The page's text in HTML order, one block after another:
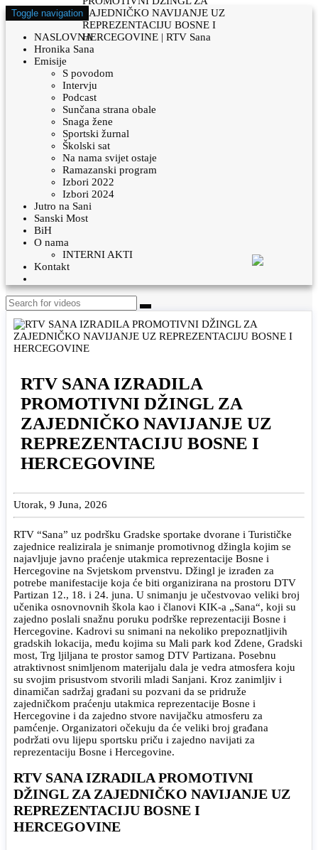
Toggle navigation
NASLOVNA
Hronika Sana
Emisije
S povodom
Intervju
Podcast
Sunčana strana obale
Snaga žene
Sportski žurnal
Školski sat
Na nama svijet ostaje
Ramazanski program
Izbori 2022
Izbori 2024
Jutro na Sani
Sanski Most
BiH
O nama
INTERNI AKTI
Kontakt
RTV SANA IZRADILA
PROMOTIVNI DŽINGL ZA
ZAJEDNIČKO NAVIJANJE UZ
REPREZENTACIJU BOSNE I
HERCEGOVINE
Utorak, 9 Juna, 2026
RTV “Sana” uz podršku Gradske sportake dvorane i Turističke
zajednice realizirala je snimanje promotivnog džingla kojim se
najavljuje javno praćenje utakmica reprezentacije Bosne i
Hercegovine na Svjetskom prvenstvu. Džingl je izrađen za
potrebe manifestacije koja će biti organizirana na prostoru DTV
Partizan 12., 18. i 24. juna. U snimanju je učestvovao veliki broj
učenika osnovnovnih škola kao i članovi KIK-a „Sana“, koji su
zajedno poslali snažnu poruku podrške reprezentaciji Bosne i
Hercegovine. Kadrovi su snimani na nekoliko prepoznatljivih
gradskih lokacija, među kojima su Mali park kod Zdene, Gradski
most, Trg ljiljana te prostor samog DTV Partizana. Posebnu
atraktivnost snimljenom materijalu dala je vedra atmosfera koju
su svojim prisustvom stvorili mladi Sanjani. Kroz zanimljiv i
dinamičan sadržaj građani su pozvani da se pridruže
zajedničkom praćenju utakmica reprezentacije Bosne i
Hercegovine i da zajedno stvore navijačku atmosferu za
pamćenje. Organizatori očekuju da će veliki broj građana
podržati ovu lijepu sportsku priču i zajedno navijati za
reprezentaciju Bosne i Hercegovine.
RTV SANA IZRADILA PROMOTIVNI
DŽINGL ZA ZAJEDNIČKO NAVIJANJE UZ
REPREZENTACIJU BOSNE I
HERCEGOVINE